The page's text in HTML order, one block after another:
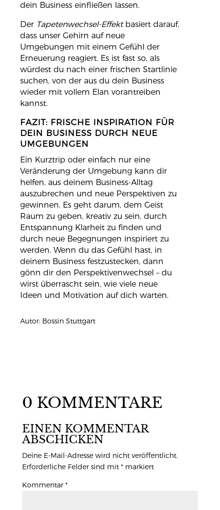
dein Business einfließen lassen.
Der Tapetenwechsel-Effektbasiert darauf,
dass unser Gehirn auf neue
Umgebungen mit einem Gefühl der
Erneuerung reagiert. Es ist fast so, als
würdest du nach einer frischen Startlinie
suchen, von der aus du dein Business
wieder mit vollem Elan vorantreiben
kannst.
FAZIT: FRISCHE INSPIRATION FÜR
DEIN BUSINESS DURCH NEUE
UMGEBUNGEN
Ein Kurztrip oder einfach nur eine
Veränderung der Umgebung kann dir
helfen, aus deinem Business-Alltag
auszubrechen und neue Perspektiven zu
gewinnen. Es geht darum, dem Geist
Raum zu geben, kreativ zu sein, durch
Entspannung Klarheit zu finden und
durch neue Begegnungen inspiriert zu
werden. Wenn du das Gefühl hast, in
deinem Business festzustecken, dann
gönn dir den Perspektivenwechsel – du
wirst überrascht sein, wie viele neue
Ideen und Motivation auf dich warten.
Autor: Bossin Stuttgart
0 KOMMENTARE
EINEN KOMMENTAR
ABSCHICKEN
Deine E-Mail-Adresse wird nicht veröffentlicht.
Erforderliche Felder sind mit * markiert
Kommentar *